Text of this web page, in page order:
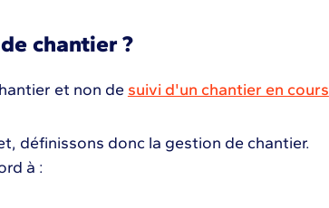
chantier ?
et non de suivi d'un chantier en cours
définissons donc la gestion de chantier.
à :